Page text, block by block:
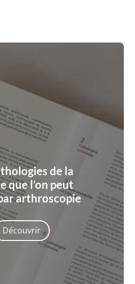
de la
que l’on peut
arthroscopie
Découvrir